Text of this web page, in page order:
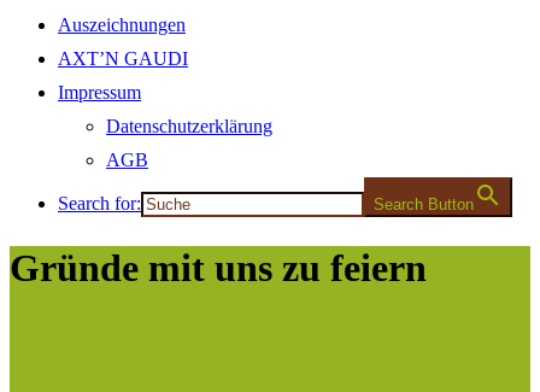
Auszeichnungen
AXT’N GAUDI
Impressum
Datenschutzerklärung
AGB
Search for: Search Button
Gründe mit uns zu feiern